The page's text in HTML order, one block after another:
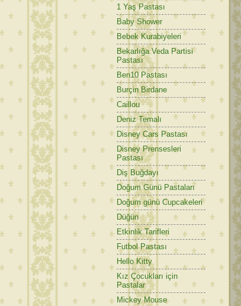
1 Yaş Pastası
Baby Shower
Bebek Kurabiyeleri
Bekarlığa Veda Partisi
Pastası
Ben10 Pastası
Burçin Birdane
Caillou
Deniz Temalı
Disney Cars Pastası
Disney Prensesleri
Pastası
Diş Buğdayı
Doğum Günü Pastaları
Doğum günü Cupcakeleri
Düğün
Etkinlik Tarifleri
Futbol Pastası
Hello Kitty
Kız Çocukları için
Pastalar
Mickey Mouse